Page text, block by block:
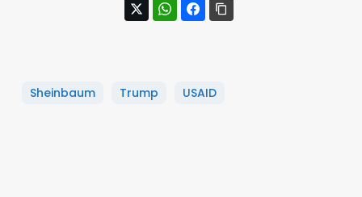
Sheinbaum Trump USAID